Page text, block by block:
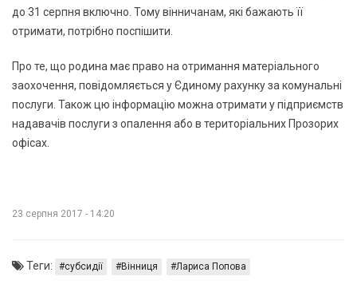
до 31 серпня включно. Тому вінничанам, які бажають її
отримати, потрібно поспішити.
Про те, що родина має право на отримання матеріального
заохочення, повідомляється у Єдиному рахунку за комунальні
послуги. Також цю інформацію можна отримати у підприємств
надавачів послуги з опалення або в територіальних Прозорих
офісах. ​​
23 серпня 2017 - 14:20
Теги: субсидії Вінниця Лариса Попова